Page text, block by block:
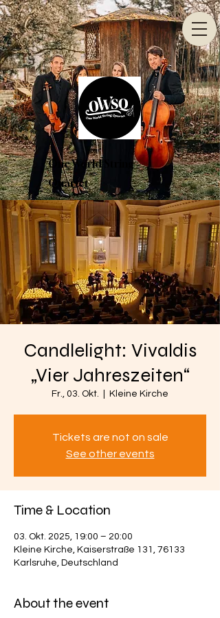
One World String
Quartet
Candlelight: Vivaldis
„Vier Jahreszeiten“
Fr., 03. Okt. Kleine Kirche
Tickets are not on sale
See other events
Time & Location
03. Okt. 2025, 19:00 – 20:00
Kleine Kirche, Kaiserstraße 131, 76133
Karlsruhe, Deutschland
About the event